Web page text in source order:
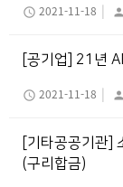
schedule 2021-11-18 | person
[공기업] 21년
schedule 2021-11-18 | person
[기타공공기관]
(구리합금)